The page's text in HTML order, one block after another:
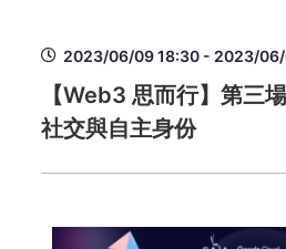
2023/06/09 18:30 - 2023/
【Web3 思而行】第三
社交與自主身份